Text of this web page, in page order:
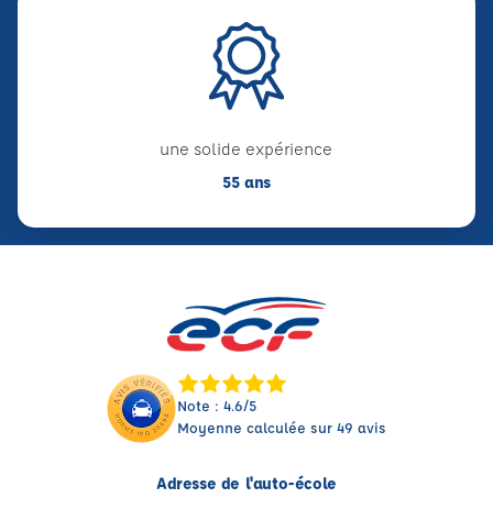
une solide expérience
55 ans
Note : 4.6/5
Moyenne calculée sur 49 avis
Adresse de l'auto-école